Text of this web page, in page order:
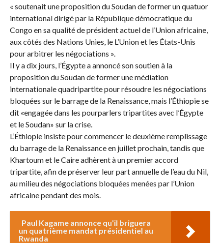
« soutenait une proposition du Soudan de former un quatuor
international dirigé par la République démocratique du
Congo en sa qualité de président actuel de l’Union africaine,
aux côtés des Nations Unies, le L’Union et les États-Unis
pour arbitrer les négociations ».
Il y a dix jours, l’Égypte a annoncé son soutien à la
proposition du Soudan de former une médiation
internationale quadripartite pour résoudre les négociations
bloquées sur le barrage de la Renaissance, mais l’Éthiopie se
dit «engagée dans les pourparlers tripartites avec l’Égypte
et le Soudan» sur la crise.
L’Éthiopie insiste pour commencer le deuxième remplissage
du barrage de la Renaissance en juillet prochain, tandis que
Khartoum et le Caire adhèrent à un premier accord
tripartite, afin de préserver leur part annuelle de l’eau du Nil,
au milieu des négociations bloquées menées par l’Union
africaine pendant des mois.
Paul Kagame annonce qu'il briguera
un quatrième mandat présidentiel au
Rwanda